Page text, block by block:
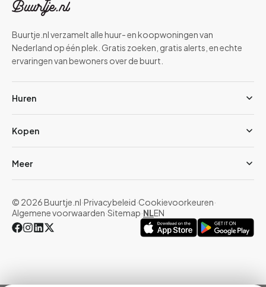
Buurtje.nl verzamelt alle huur- en koopwoningen van
Nederland op één plek. Gratis zoeken, gratis alerts, en echte
ervaringen van bewoners over de buurt.
Huren
Kopen
Meer
© 2026 Buurtje.nl·Privacybeleid·Cookievoorkeuren·
Algemene voorwaarden·Sitemap·NLEN